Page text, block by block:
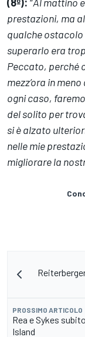
prestazioni, ma
qualche
superarlo era
Peccato, perché
mezz’ora in
ogni caso,
del solito per
si è alzato
nelle mie
migliorare la
PROSSIMO ARTICOLO
Rea e Sykes
Island